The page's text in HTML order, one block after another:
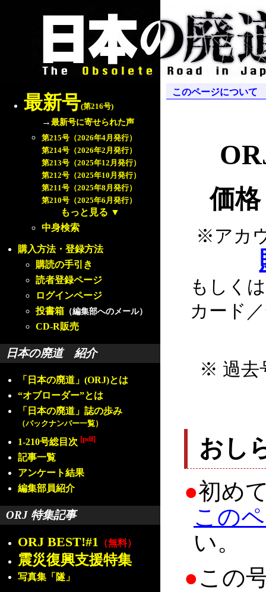
最新号(第216号)
→最新号に寄せられた声
第215号（2026年4月発行）
第214号（2026年2月発行）
第213号（2025年12月発行）
第212号（2025年10月発行）
第211号（2025年8月発行）
第210号（2025年6月発行）
もっと見る ▼
中身検索
購入方法・登録方法
購読の手引き
読者登録ページ
ログインページ
投書箱 （編集部へのメール）
CD-R販売
日本の廃道 紹介
「日本の廃道」(ORJ)とは
“オブローダー”とは
「日本の廃道」誌の歩み
（バックナンバー一覧）
1-210号総目次 [pdf]
記事一覧
アンケート結果
編集部員紹介
ORJ 特集記事
ORJ BEST!#1 （無料）
震災復興支援特集
写真集「隧」
このページについて
価
※アカ
もしくは
カード
※ 過去
おし
●初め
この
い。
●この